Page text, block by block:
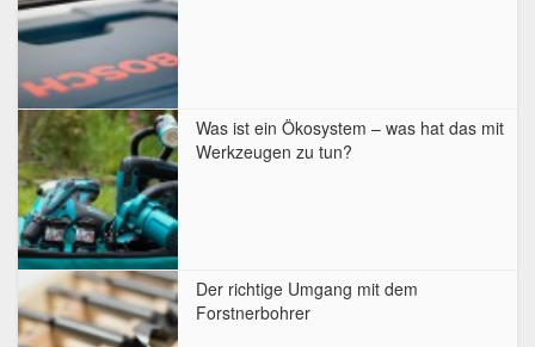
Was ist ein Ökosystem – was hat das mit
Werkzeugen zu tun?
Der richtige Umgang mit dem
Forstnerbohrer